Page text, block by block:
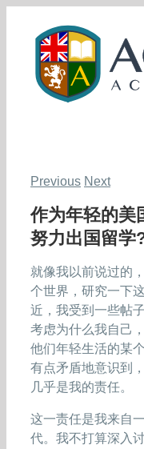
content
Previous Next
作为年轻的美
努力出国留学
就像我以前说过的
个世界，研究一下
近，我受到一些帖
考虑为什么我自己
他们年轻生活的某
有点矛盾地意识到
几乎是我的责任。
这一责任是我来自
代。我不打算深入